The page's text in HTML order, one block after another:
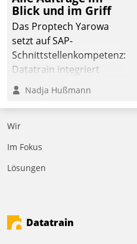
automatisiert ausgelöste,
zielgerichtete
Mieterbefragungen – eine
starke Grundlage für
intelligente,
Entscheidungen.
Blick und im Griff
Das Proptech Yarowa
setzt auf SAP-
Schnittstellenkompetenz:
Datatrain integriert
Yarowas Portal zur
Vergabe und Verwaltung
von Aufträgen der
operativen
Instandhaltung in die
deutscher
den Weg vom
Mieteranliegen zum
Nadja Hußmann
Wir
Im Fokus
Lösungen
Datatrain